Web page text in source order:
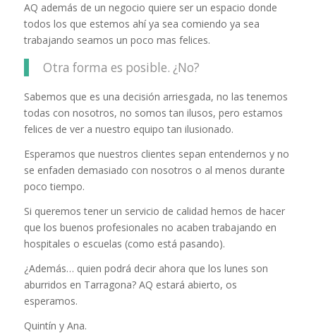
AQ además de un negocio quiere ser un espacio donde
todos los que estemos ahí ya sea comiendo ya sea
trabajando seamos un poco mas felices.
Otra forma es posible. ¿No?
Sabemos que es una decisión arriesgada, no las tenemos
todas con nosotros, no somos tan ilusos, pero estamos
felices de ver a nuestro equipo tan ilusionado.
Esperamos que nuestros clientes sepan entendernos y no
se enfaden demasiado con nosotros o al menos durante
poco tiempo.
Si queremos tener un servicio de calidad hemos de hacer
que los buenos profesionales no acaben trabajando en
hospitales o escuelas (como está pasando).
¿Además… quien podrá decir ahora que los lunes son
aburridos en Tarragona? AQ estará abierto, os
esperamos.
Quintín y Ana.